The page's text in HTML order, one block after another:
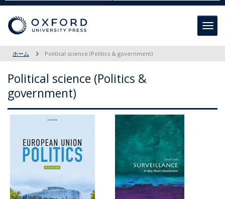
ホーム Political science (Politics & government)
Political science (Politics &
government)